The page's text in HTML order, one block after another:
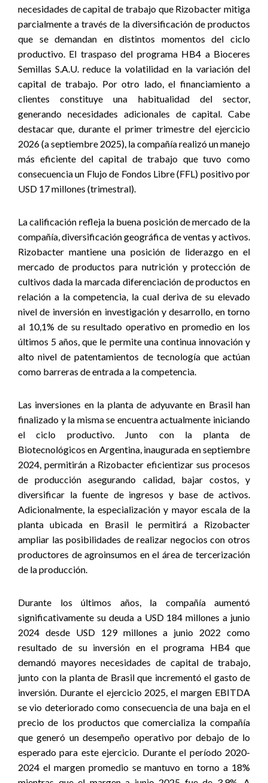
necesidades de capital de trabajo que Rizobacter mitiga
parcialmente a través de la diversificación de productos
que se demandan en distintos momentos del ciclo
productivo. El traspaso del programa HB4 a Bioceres
Semillas S.A.U. reduce la volatilidad en la variación del
capital de trabajo. Por otro lado, el financiamiento a
clientes constituye una habitualidad del sector,
generando necesidades adicionales de capital. Cabe
destacar que, durante el primer trimestre del ejercicio
2026 (a septiembre 2025), la compañía realizó un manejo
más eficiente del capital de trabajo que tuvo como
consecuencia un Flujo de Fondos Libre (FFL) positivo por
USD 17 millones (trimestral).
La calificación refleja la buena posición de mercado de la
compañía, diversificación geográfica de ventas y activos.
Rizobacter mantiene una posición de liderazgo en el
mercado de productos para nutrición y protección de
cultivos dada la marcada diferenciación de productos en
relación a la competencia, la cual deriva de su elevado
nivel de inversión en investigación y desarrollo, en torno
al 10,1% de su resultado operativo en promedio en los
últimos 5 años, que le permite una continua innovación y
alto nivel de patentamientos de tecnología que actúan
como barreras de entrada a la competencia.
Las inversiones en la planta de adyuvante en Brasil han
finalizado y la misma se encuentra actualmente iniciando
el ciclo productivo. Junto con la planta de
Biotecnológicos en Argentina, inaugurada en septiembre
2024, permitirán a Rizobacter eficientizar sus procesos
de producción asegurando calidad, bajar costos, y
diversificar la fuente de ingresos y base de activos.
Adicionalmente, la especialización y mayor escala de la
planta ubicada en Brasil le permitirá a Rizobacter
ampliar las posibilidades de realizar negocios con otros
productores de agroinsumos en el área de tercerización
de la producción.
Durante los últimos años, la compañía aumentó
significativamente su deuda a USD 184 millones a junio
2024 desde USD 129 millones a junio 2022 como
resultado de su inversión en el programa HB4 que
demandó mayores necesidades de capital de trabajo,
junto con la planta de Brasil que incrementó el gasto de
inversión. Durante el ejercicio 2025, el margen EBITDA
se vio deteriorado como consecuencia de una baja en el
precio de los productos que comercializa la compañía
que generó un desempeño operativo por debajo de lo
esperado para este ejercicio. Durante el período 2020-
2024 el margen promedio se mantuvo en torno a 18%